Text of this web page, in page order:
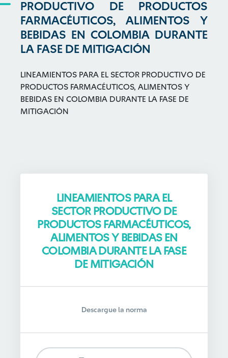
PRODUCTIVO DE PRODUCTOS
FARMACÉUTICOS, ALIMENTOS Y
BEBIDAS EN COLOMBIA DURANTE
LA FASE DE MITIGACIÓN
LINEAMIENTOS PARA EL SECTOR PRODUCTIVO DE
PRODUCTOS FARMACÉUTICOS, ALIMENTOS Y
BEBIDAS EN COLOMBIA DURANTE LA FASE DE
MITIGACIÓN
LINEAMIENTOS PARA EL
SECTOR PRODUCTIVO DE
PRODUCTOS FARMACÉUTICOS,
ALIMENTOS Y BEBIDAS EN
COLOMBIA DURANTE LA FASE
DE MITIGACIÓN
Descargue la norma